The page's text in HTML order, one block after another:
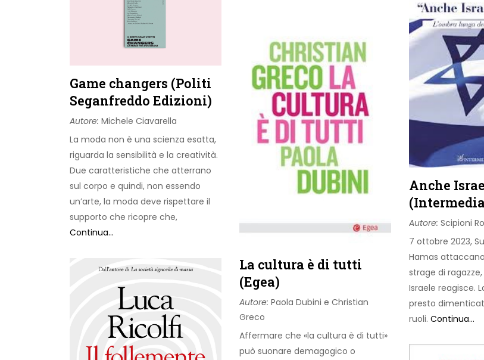
Anche
Autore: Scipioni
7 ottobre 2023,
Hamas
strage di
Israele reagisce.
presto
ruoli. Continua...
Game changers (Politi
Seganfreddo Edizioni)
Autore: Michele Ciavarella
La moda non è una scienza esatta,
riguarda la sensibilità e la creatività.
Due caratteristiche che atterrano
sul corpo e quindi, non essendo
un’arte, la moda deve rispettare il
supporto che ricopre che,
Continua...
La cultura è di tutti
(Egea)
Autore: Paola Dubini e Christian
Greco
Affermare che «la cultura è di tutti»
può suonare demagogico o